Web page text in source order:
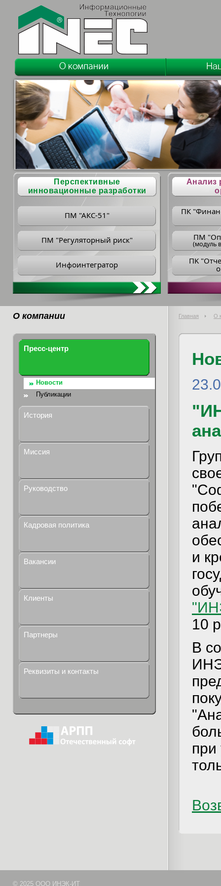
Перспективные
инновационные разработки
ПМ "АКС-51"
ПМ "Регуляторный риск"
Инфоинтегратор
Анализ
ПК
ПM
(модуль
ПK
О компании Главная О
Пресс-центр
Новости
Публикации
История
Миссия
Руководство
Кадровая политика
Вакансии
Клиенты
Партнеры
Реквизиты и контакты
и
10
В
при
© 2025 ООО ИНЭК-ИТ